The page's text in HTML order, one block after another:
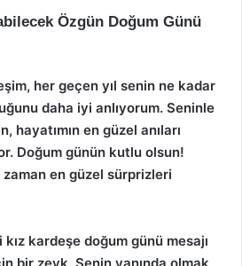
Özgün Doğum Günü
her geçen yıl senin ne kadar
daha iyi anlıyorum. Seninle
hayatımın en güzel anıları
Doğum günün kutlu olsun!
zaman en güzel sürprizleri
kardeşe doğum günü mesajı